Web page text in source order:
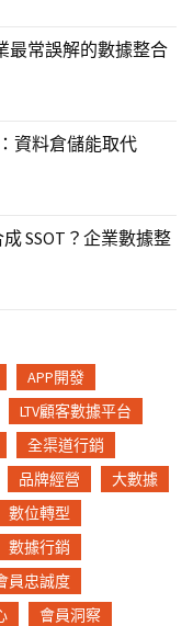
最常誤解的數據整合
資料倉儲能取代
成 SSOT？企業數據整
APP開發
LTV顧客數據平台
全渠道行銷
品牌經營
大數據
數位轉型
數據行銷
員忠誠度
會員洞察